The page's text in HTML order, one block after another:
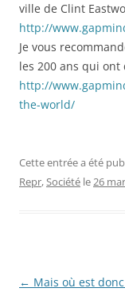
ville de Clint
http://
Je vous
les 200 ans qui
http://
the-world/
Cette entrée a été
Repr,Société le26
Navigation
← Mais où est